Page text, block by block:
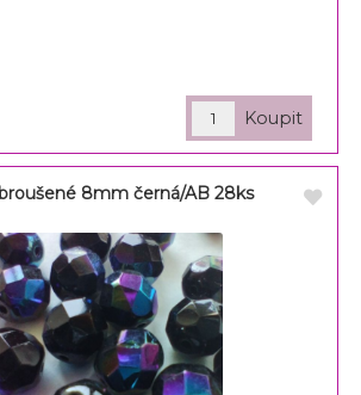
8mm černá/AB 28ks